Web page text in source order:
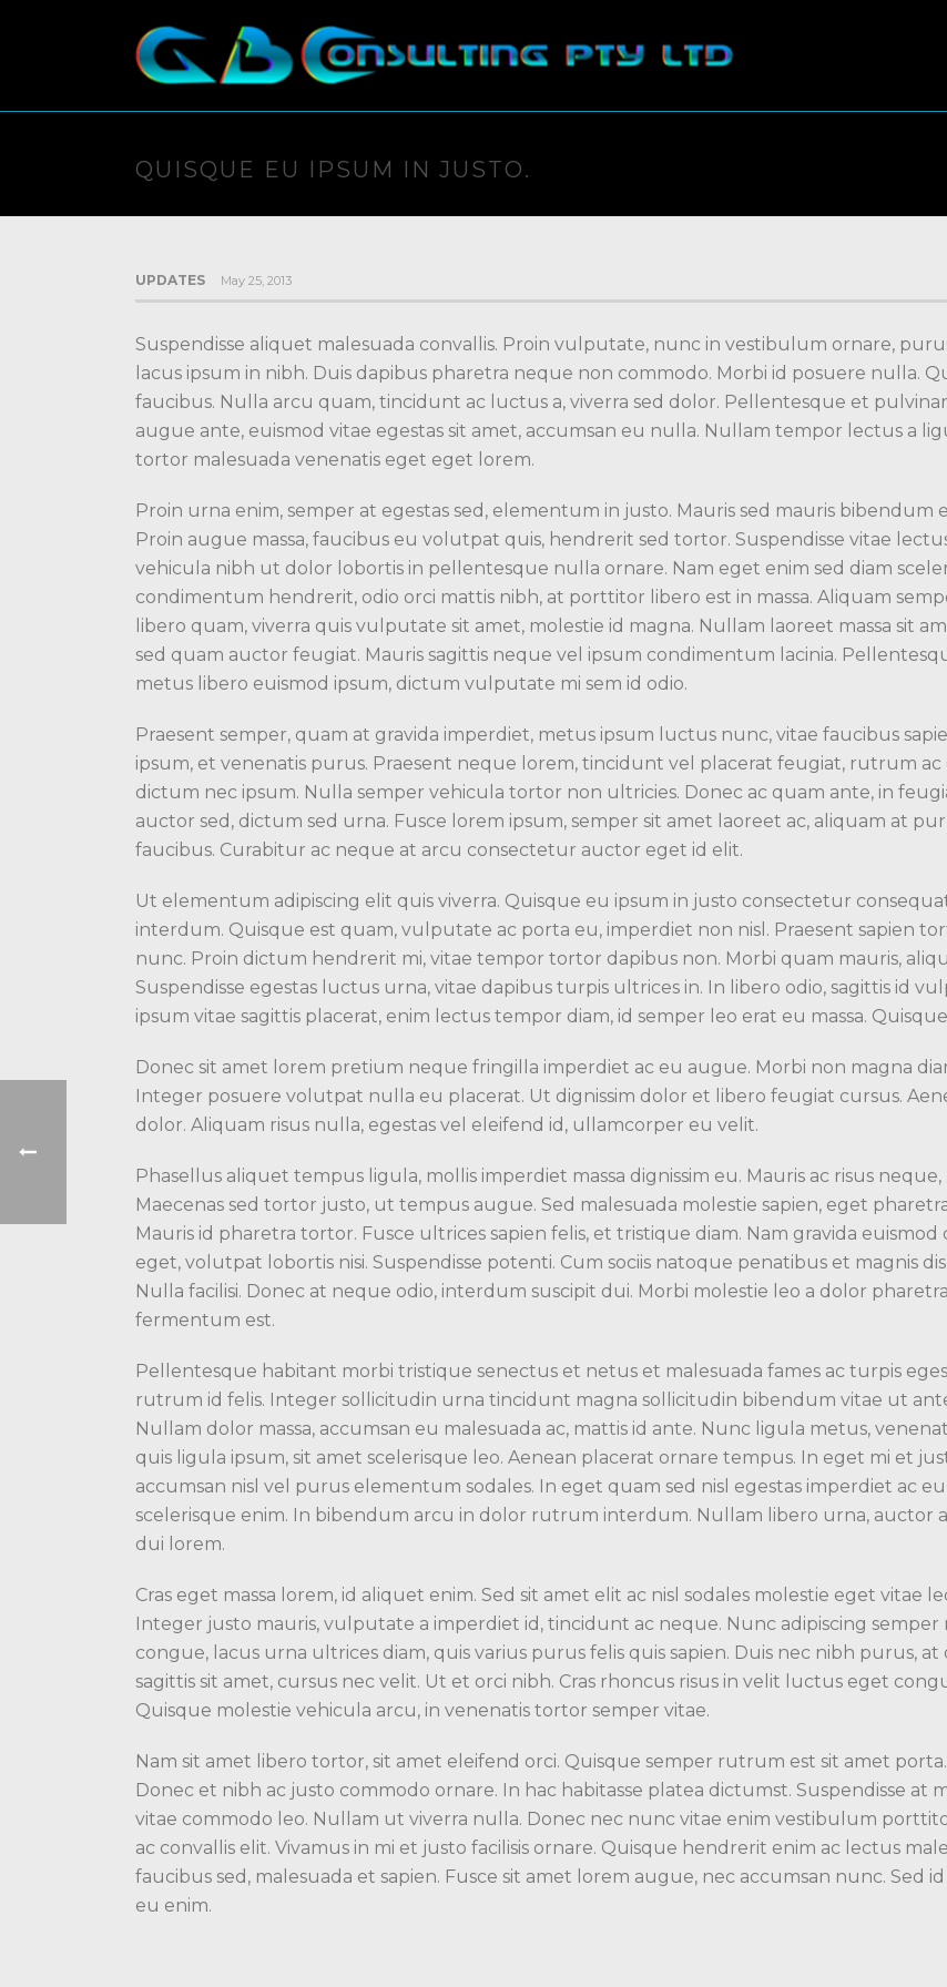
QUISQUE EU IPSUM IN JUSTO.
UPDATES May 25, 2013
Suspendisse aliquet malesuada convallis. Proin vulputate, nunc in vestibulum ornare,
lacus ipsum in nibh. Duis dapibus pharetra neque non commodo. Morbi id posuere nulla.
faucibus. Nulla arcu quam, tincidunt ac luctus a, viverra sed dolor. Pellentesque et
augue ante, euismod vitae egestas sit amet, accumsan eu nulla. Nullam tempor lectus a
tortor malesuada venenatis eget eget lorem.
Proin urna enim, semper at egestas sed, elementum in justo. Mauris sed mauris
Proin augue massa, faucibus eu volutpat quis, hendrerit sed tortor. Suspendisse vitae
vehicula nibh ut dolor lobortis in pellentesque nulla ornare. Nam eget enim sed diam
condimentum hendrerit, odio orci mattis nibh, at porttitor libero est in massa. Aliquam
libero quam, viverra quis vulputate sit amet, molestie id magna. Nullam laoreet massa sit
sed quam auctor feugiat. Mauris sagittis neque vel ipsum condimentum lacinia.
metus libero euismod ipsum, dictum vulputate mi sem id odio.
Praesent semper, quam at gravida imperdiet, metus ipsum luctus nunc, vitae faucibus
ipsum, et venenatis purus. Praesent neque lorem, tincidunt vel placerat feugiat, rutrum ac
dictum nec ipsum. Nulla semper vehicula tortor non ultricies. Donec ac quam ante, in
auctor sed, dictum sed urna. Fusce lorem ipsum, semper sit amet laoreet ac, aliquam at
faucibus. Curabitur ac neque at arcu consectetur auctor eget id elit.
Ut elementum adipiscing elit quis viverra. Quisque eu ipsum in justo consectetur
interdum. Quisque est quam, vulputate ac porta eu, imperdiet non nisl. Praesent sapien
nunc. Proin dictum hendrerit mi, vitae tempor tortor dapibus non. Morbi quam mauris,
Suspendisse egestas luctus urna, vitae dapibus turpis ultrices in. In libero odio, sagittis id
ipsum vitae sagittis placerat, enim lectus tempor diam, id semper leo erat eu massa.
Donec sit amet lorem pretium neque fringilla imperdiet ac eu augue. Morbi non magna
Integer posuere volutpat nulla eu placerat. Ut dignissim dolor et libero feugiat cursus.
dolor. Aliquam risus nulla, egestas vel eleifend id, ullamcorper eu velit.
Phasellus aliquet tempus ligula, mollis imperdiet massa dignissim eu. Mauris ac risus
Maecenas sed tortor justo, ut tempus augue. Sed malesuada molestie sapien, eget
Mauris id pharetra tortor. Fusce ultrices sapien felis, et tristique diam. Nam gravida euismod
eget, volutpat lobortis nisi. Suspendisse potenti. Cum sociis natoque penatibus et magnis
Nulla facilisi. Donec at neque odio, interdum suscipit dui. Morbi molestie leo a dolor
fermentum est.
Pellentesque habitant morbi tristique senectus et netus et malesuada fames ac turpis
rutrum id felis. Integer sollicitudin urna tincidunt magna sollicitudin bibendum vitae ut
Nullam dolor massa, accumsan eu malesuada ac, mattis id ante. Nunc ligula metus,
quis ligula ipsum, sit amet scelerisque leo. Aenean placerat ornare tempus. In eget mi et
accumsan nisl vel purus elementum sodales. In eget quam sed nisl egestas imperdiet ac
scelerisque enim. In bibendum arcu in dolor rutrum interdum. Nullam libero urna, auctor
dui lorem.
Cras eget massa lorem, id aliquet enim. Sed sit amet elit ac nisl sodales molestie eget vitae
Integer justo mauris, vulputate a imperdiet id, tincidunt ac neque. Nunc adipiscing semper
congue, lacus urna ultrices diam, quis varius purus felis quis sapien. Duis nec nibh purus,
sagittis sit amet, cursus nec velit. Ut et orci nibh. Cras rhoncus risus in velit luctus eget
Quisque molestie vehicula arcu, in venenatis tortor semper vitae.
Nam sit amet libero tortor, sit amet eleifend orci. Quisque semper rutrum est sit amet
Donec et nibh ac justo commodo ornare. In hac habitasse platea dictumst. Suspendisse at
vitae commodo leo. Nullam ut viverra nulla. Donec nec nunc vitae enim vestibulum
ac convallis elit. Vivamus in mi et justo facilisis ornare. Quisque hendrerit enim ac lectus
faucibus sed, malesuada et sapien. Fusce sit amet lorem augue, nec accumsan nunc. Sed
eu enim.